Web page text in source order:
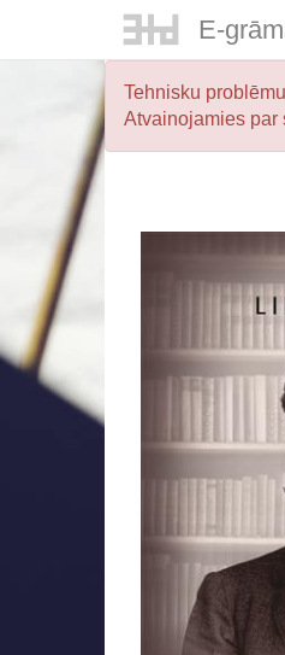
E-
Tehnisku
Atvainojamies par